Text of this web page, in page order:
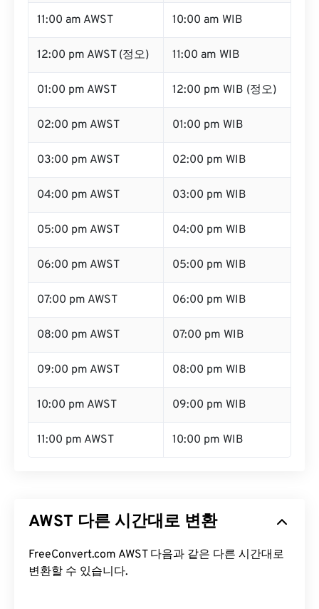
11:00 am AWST 10:00 am WIB
12:00 pm AWST (정오) 11:00 am WIB
01:00 pm AWST 12:00 pm WIB (정오)
02:00 pm AWST 01:00 pm WIB
03:00 pm AWST 02:00 pm WIB
04:00 pm AWST 03:00 pm WIB
05:00 pm AWST 04:00 pm WIB
06:00 pm AWST 05:00 pm WIB
07:00 pm AWST 06:00 pm WIB
08:00 pm AWST 07:00 pm WIB
09:00 pm AWST 08:00 pm WIB
10:00 pm AWST 09:00 pm WIB
11:00 pm AWST 10:00 pm WIB
AWST 다른 시간대로 변환
FreeConvert.com AWST 다음과 같은 다른 시간대로
변환할 수 있습니다.